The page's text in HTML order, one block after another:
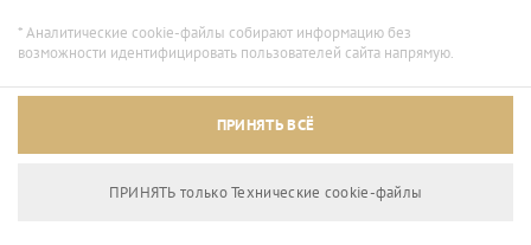
Архивный режим
* Аналитические cookie-файлы собирают информацию без
возможности идентифицировать пользователей сайта напрямую.
ПРИНЯТЬ ВСЁ
ПРИНЯТЬ только Технические сookie-файлы